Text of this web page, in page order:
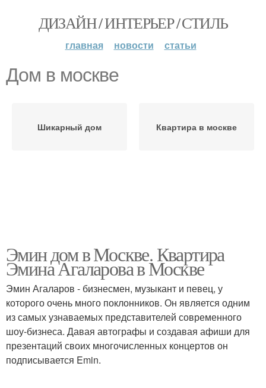
ДИЗАЙН / ИНТЕРЬЕР / СТИЛЬ
главная новости статьи
Дом в москве
Шикарный дом Квартира в москве
Эмин дом в Москве. Квартира
Эмина Агаларова в Москве
Эмин Агаларов - бизнесмен, музыкант и певец, у
которого очень много поклонников. Он является одним
из самых узнаваемых представителей современного
шоу-бизнеса. Давая автографы и создавая афиши для
презентаций своих многочисленных концертов он
подписывается Emin.